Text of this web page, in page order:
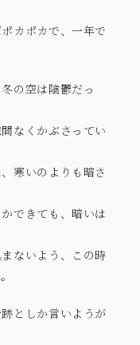
カポカで、一年で
の空は陰鬱だっ
なくかぶさってい
寒いのよりも暗さ
できても、暗いは
ないよう、この時
としか言いようが